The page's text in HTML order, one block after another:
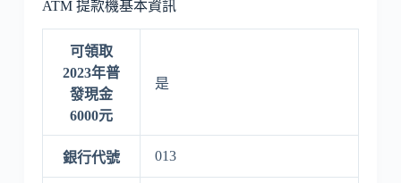
ATM 提款機基本資訊
可領取
2023年普
發現金
6000元
是
銀行代號 013